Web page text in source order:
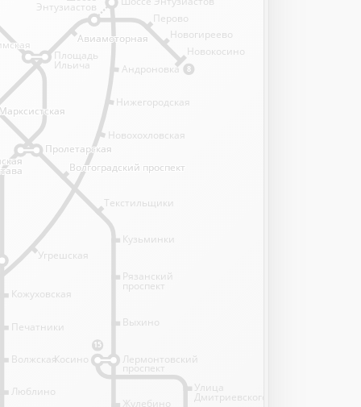
8
15
Андроновка
Нижегородская
Новохохловская
Угрешская
Текстильщики
Кузьминки
Рязанский
проспект
Выхино
Лермонтовский
проспект
Жулебино
Кожуховская
Печатники
Волжская
Люблино
Перово
Новогиреево
Новокосино
Площадь
Ильича
Пролетарская
Пролетарская
Волгоградский проспект
Волгоградский проспект
Авиамоторная
Авиамоторная
Энтузиастов
Улица
Дмитриевского
Косино